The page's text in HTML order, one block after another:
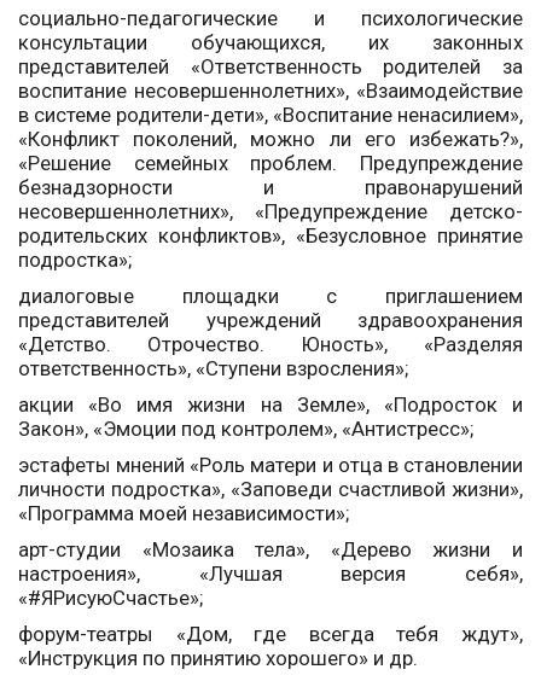
социально-педагогические и психологические
консультации обучающихся, их законных
представителей «Ответственность родителей за
воспитание несовершеннолетних», «Взаимодействие
в системе родители-дети», «Воспитание ненасилием»,
«Конфликт поколений, можно ли его избежать?»,
«Решение семейных проблем. Предупреждение
безнадзорности и правонарушений
несовершеннолетних», «Предупреждение детско-
родительских конфликтов», «Безусловное принятие
подростка»;
диалоговые площадки с приглашением
представителей учреждений здравоохранения
«Детство. Отрочество. Юность», «Разделяя
ответственность», «Ступени взросления»;
акции «Во имя жизни на Земле», «Подросток и
Закон», «Эмоции под контролем», «Антистресс»;
эстафеты мнений «Роль матери и отца в становлении
личности подростка», «Заповеди счастливой жизни»,
«Программа моей независимости»;
арт-студии «Мозаика тела», «Дерево жизни и
настроения», «Лучшая версия себя»,
«#ЯРисуюСчастье»;
форум-театры «Дом, где всегда тебя ждут»,
«Инструкция по принятию хорошего» и др.